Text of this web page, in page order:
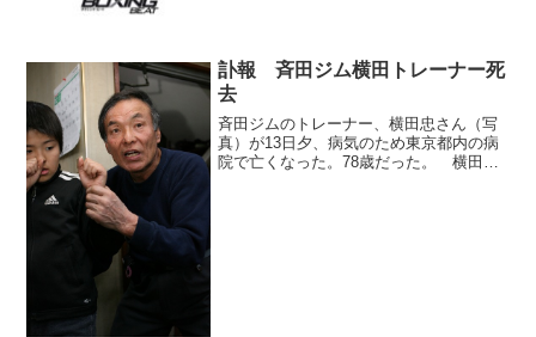
訃報 斉田ジム横田トレーナー死
去
斉田ジムのトレーナー、横田忠さん（写
真）が13日夕、病気のため東京都内の病
院で亡くなった。78歳だった。 横田さ